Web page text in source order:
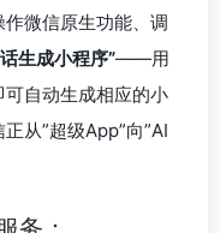
微信原生功能、调
生成小程序”——用
自动生成相应的小
从”超级App”向”AI